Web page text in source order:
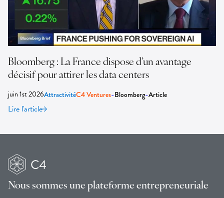
Bloomberg : La France dispose d’un avantage
décisif pour attirer les data centers
juin 1st 2026AttractivitéC4 Ventures-Bloomberg-Article
Lire l'article
Nous sommes une plateforme entrepreneuriale